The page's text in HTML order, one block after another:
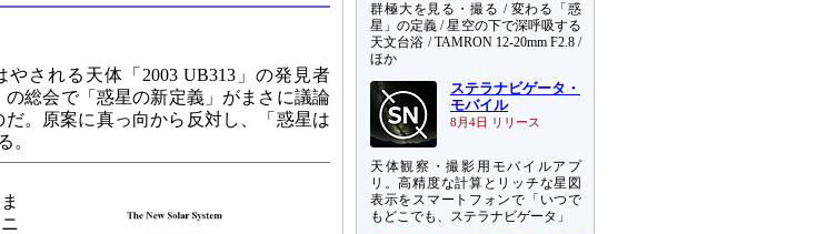
される天体「2003 UB313」の発見者
の総会で「惑星の新定義」がまさに議論
。原案に真っ向から反対し、「惑星は
。
群極大を見る・撮る / 変わる「惑
星」の定義 / 星空の下で深呼吸する
天文台浴 / TAMRON 12-20mm F2.8 /
ほか
ステラナビゲータ・
モバイル
8月4日 リリース
天体観察・撮影用モバイルアプ
リ。高精度な計算とリッチな星図
表示をスマートフォンで「いつで
もどこでも、ステラナビゲータ」